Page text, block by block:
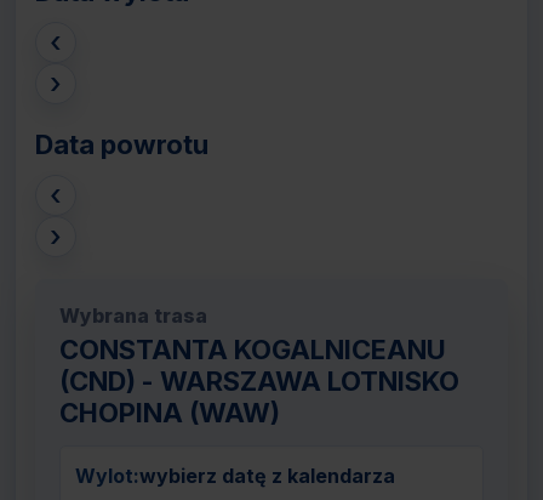
‹
›
Data powrotu
‹
›
Wybrana trasa
CONSTANTA KOGALNICEANU
(CND) - WARSZAWA LOTNISKO
CHOPINA (WAW)
Wylot:wybierz datę z kalendarza